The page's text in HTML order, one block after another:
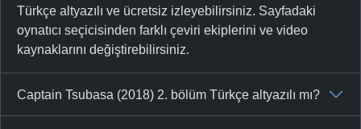
-Bölüm No: 42
-Bölüm No: 43
-Bölüm No: 45
Türkçe altyazılı ve ücretsiz izleyebilirsiniz. Sayfadaki
oynatıcı seçicisinden farklı çeviri ekiplerini ve video
kaynaklarını değiştirebilirsiniz.
Captain Tsubasa (2018) 2. bölüm Türkçe altyazılı mı?